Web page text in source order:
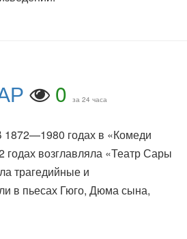
0 за 24 часа
1872—1980 годах в «Комеди
возглавляла «Театр Сары
трагедийные и
в пьесах Гюго, Дюма сына,